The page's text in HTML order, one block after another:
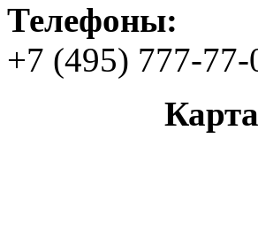
Телефоны:
+7 (495) 777-77-